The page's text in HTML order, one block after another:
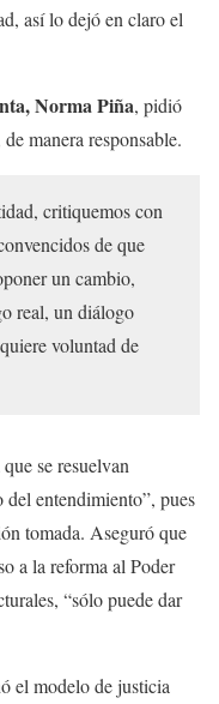
así lo dejó en claro el
Norma Piña, pidió
manera responsable.
critiquemos con
de que
un cambio,
real, un diálogo
voluntad de
se resuelvan
entendimiento”, pues
tomada. Aseguró que
a la reforma al Poder
“sólo puede dar
el modelo de justicia